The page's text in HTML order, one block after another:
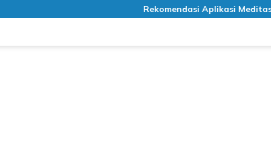
Rekomendasi Aplikasi Meditasi Gratis